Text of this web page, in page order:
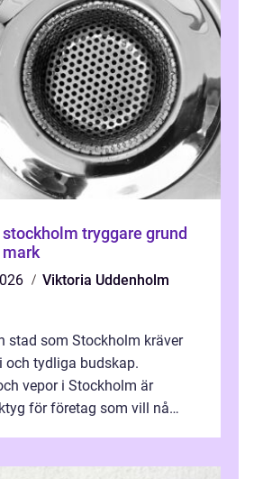
tryggare grund
mark
Viktoria Uddenholm
stad som Stockholm kräver
och tydliga budskap.
vepor i Stockholm är
för företag som vill nå